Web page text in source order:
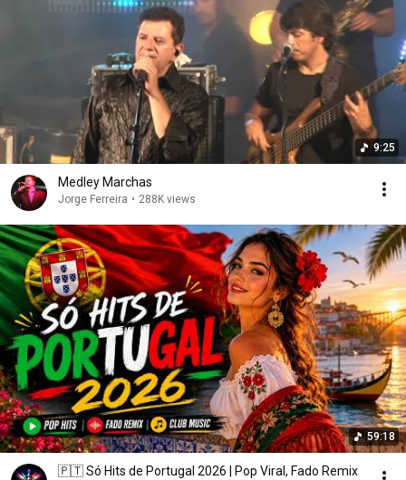
9:25
Medley Marchas
Jorge Ferreira • 288K views
59:18
🇵🇹 Só Hits de Portugal 2026 | Pop Viral, Fado Remix